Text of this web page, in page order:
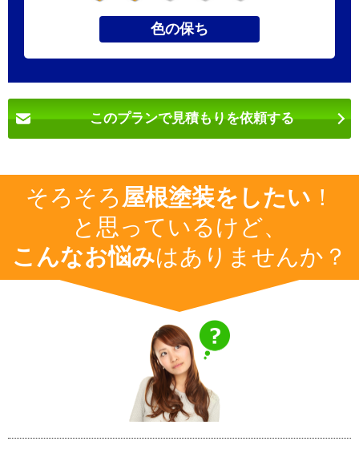
色の保ち
このプランで見積もりを依頼する
そろそろ 屋根塗装をしたい ！
と思っているけど、
こんなお悩みはありませんか？